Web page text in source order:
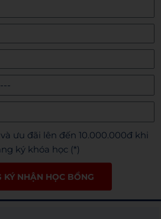
ưu đãi lên đến 10.000.000đ khi
ký khóa học (*)
KÝ NHẬN HỌC BỔNG